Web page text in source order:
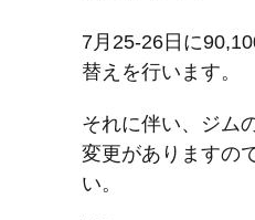
7月25-26日に
替えを行います。
それに伴い、ジム
変更がありますの
い。